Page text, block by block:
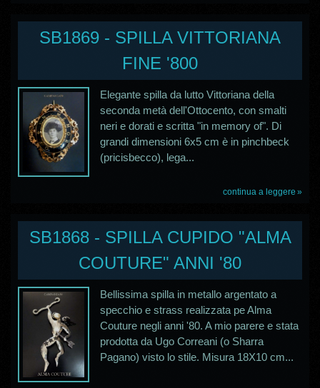
SB1869 - SPILLA VITTORIANA
FINE '800
Elegante spilla da lutto Vittoriana della
seconda metà dell'Ottocento, con smalti
neri e dorati e scritta "in memory of". Di
grandi dimensioni 6x5 cm è in pinchbeck
(pricisbecco), lega...
continua a leggere
SB1868 - SPILLA CUPIDO "ALMA
COUTURE" ANNI '80
Bellissima spilla in metallo argentato a
specchio e strass realizzata pe Alma
Couture negli anni '80. A mio parere e stata
prodotta da Ugo Correani (o Sharra
Pagano) visto lo stile. Misura 18X10 cm...